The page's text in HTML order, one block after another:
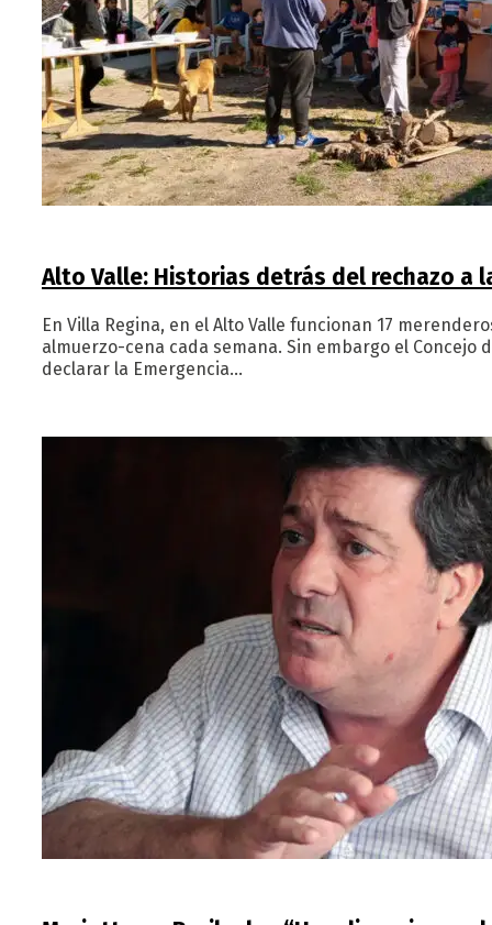
Alto Valle: Historias detrás del rechazo a
En Villa Regina, en el Alto Valle funcionan 17
almuerzo-cena cada semana. Sin embargo el
declarar la Emergencia…